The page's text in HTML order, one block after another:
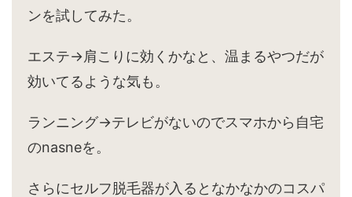
ンを試してみた。
エステ→肩こりに効くかなと、温まるやつだが
効いてるような気も。
ランニング→テレビがないのでスマホから自宅
のnasneを。
さらにセルフ脱毛器が入るとなかなかのコスパ